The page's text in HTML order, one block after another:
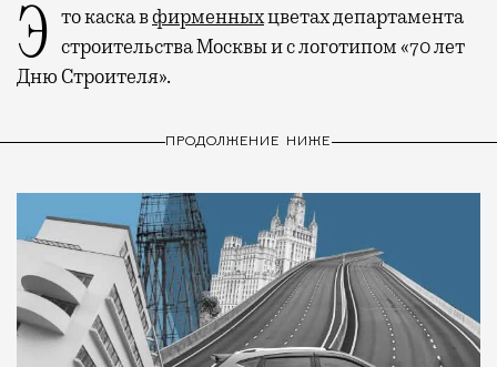
Это каска вфирменныхцветах департамента
строительства Москвы и с логотипом «70 лет
Дню Строителя».
ПРОДОЛЖЕНИЕ НИЖЕ